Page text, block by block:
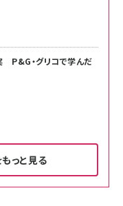
P&G・グリコで学んだ
っと見る